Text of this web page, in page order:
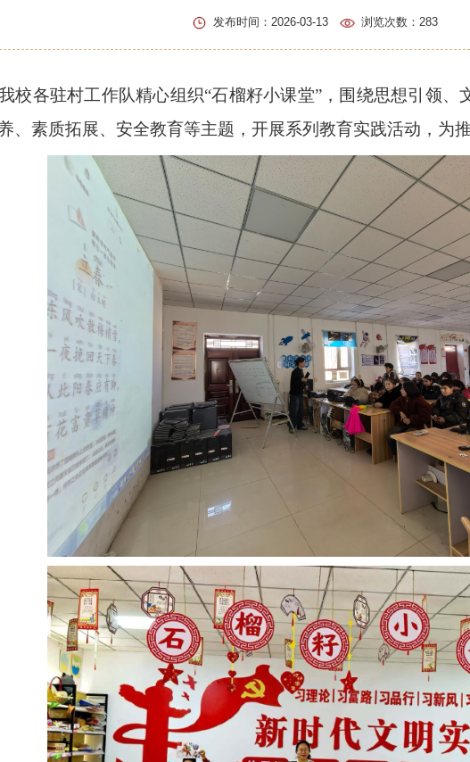
发布时间：2026-03-13 浏览次数：283
校各驻村工作队精心组织“石榴籽小课堂”，围绕思想引领
、素质拓展、安全教育等主题，开展系列教育实践活动，为